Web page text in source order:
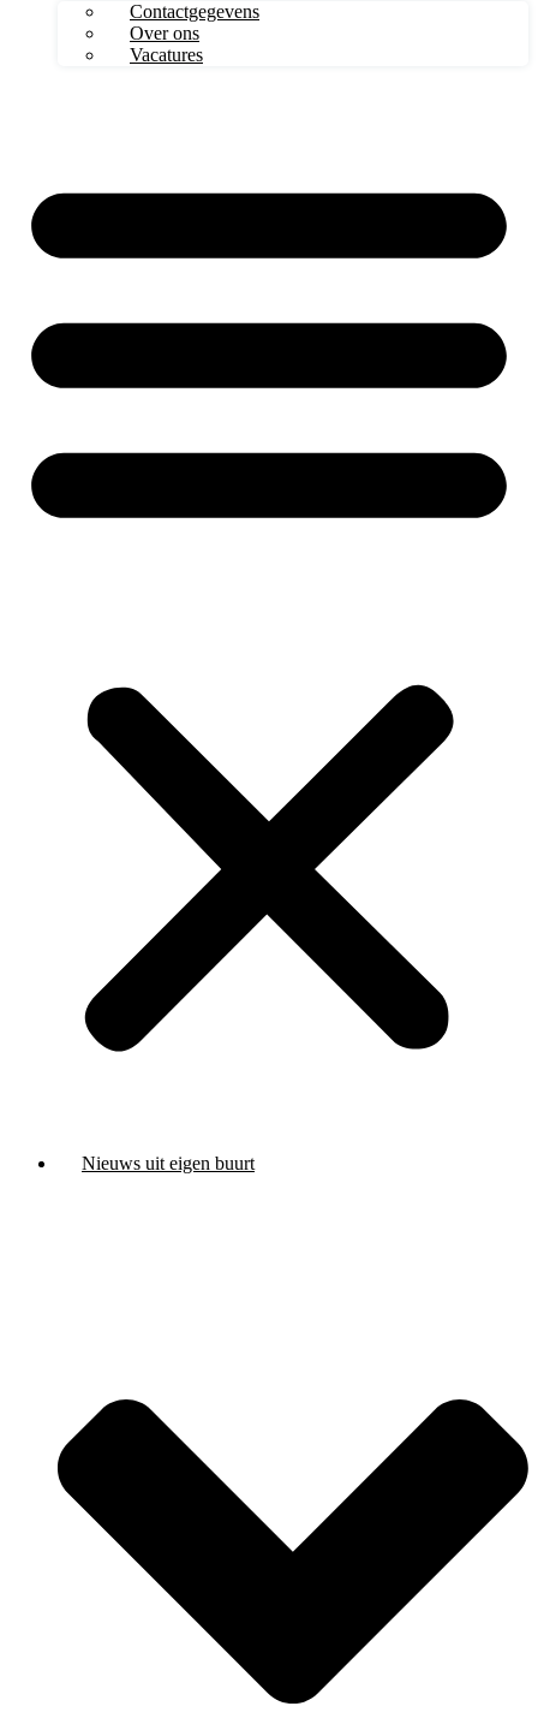
Contactgegevens
Over ons
Vacatures
Nieuws uit eigen buurt